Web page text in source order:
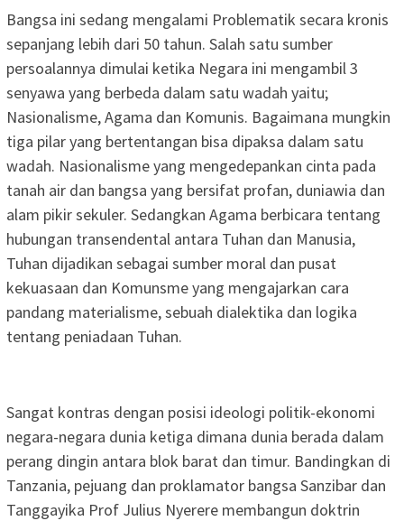
Bangsa ini sedang mengalami Problematik secara kronis
sepanjang lebih dari 50 tahun. Salah satu sumber
persoalannya dimulai ketika Negara ini mengambil 3
senyawa yang berbeda dalam satu wadah yaitu;
Nasionalisme, Agama dan Komunis. Bagaimana mungkin
tiga pilar yang bertentangan bisa dipaksa dalam satu
wadah. Nasionalisme yang mengedepankan cinta pada
tanah air dan bangsa yang bersifat profan, duniawia dan
alam pikir sekuler. Sedangkan Agama berbicara tentang
hubungan transendental antara Tuhan dan Manusia,
Tuhan dijadikan sebagai sumber moral dan pusat
kekuasaan dan Komunsme yang mengajarkan cara
pandang materialisme, sebuah dialektika dan logika
tentang peniadaan Tuhan.
Sangat kontras dengan posisi ideologi politik-ekonomi
negara-negara dunia ketiga dimana dunia berada dalam
perang dingin antara blok barat dan timur. Bandingkan di
Tanzania, pejuang dan proklamator bangsa Sanzibar dan
Tanggayika Prof Julius Nyerere membangun doktrin